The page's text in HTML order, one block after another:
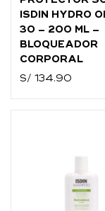
ISDIN HYDRO
30 – 200 ML –
BLOQUEADOR
CORPORAL
S/ 134.90